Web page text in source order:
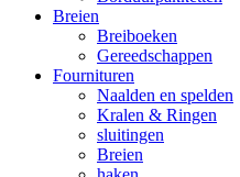
Breien
Breiboeken
Gereedschappen
Fournituren
Naalden en spelden
Kralen & Ringen
sluitingen
Breien